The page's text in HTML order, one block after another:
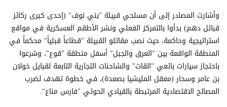
​وأشارت المصادر إلى أن مسلحي قبيلة "بني نوف" (إحدى كبرى ركائز
قبائل دهم) بدأوا بالتمركز الفعلي ونشر الأطقم العسكرية في مواقع
استراتيجية وحاكمة، حيث نصب مقاتلو القبيلة "قطاعاً قبلياً" محكماً في
المنطقة الواقعة بين "العرق والجبل" أسفل منطقة "قوع"، وشرعوا
باحتجاز سيارات بائعي "القات" والشاحنات التجارية التابعة لقبايل خولان
بن عامر وسحار (معقل المليشيا بصعدة)، في خطوة تهدف لضرب
المصالح الاقتصادية المرتبطة بالقيادي الحوثي "فارس مناع".